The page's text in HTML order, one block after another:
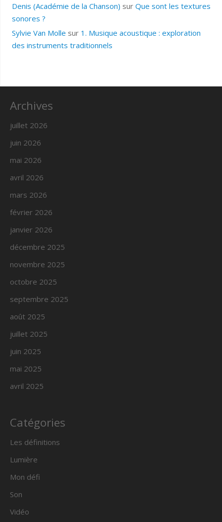
Denis (Académie de la Chanson) sur Que sont les textures
sonores ?
Sylvie Van Molle sur 1. Musique acoustique : exploration
des instruments traditionnels
Archives
juillet 2026
juin 2026
mai 2026
avril 2026
mars 2026
février 2026
janvier 2026
décembre 2025
novembre 2025
octobre 2025
septembre 2025
août 2025
juillet 2025
juin 2025
mai 2025
avril 2025
Catégories
Les définitions
Lumière
Mon défi
Son
Vidéo